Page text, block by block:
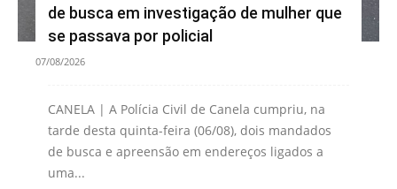
de busca em investigação de mulher que
se passava por policial
07/08/2026
CANELA | A Polícia Civil de Canela cumpriu, na
tarde desta quinta-feira (06/08), dois mandados
de busca e apreensão em endereços ligados a
uma...